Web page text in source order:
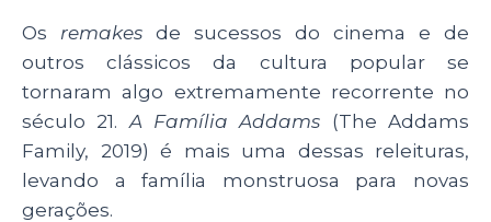
a
ts
A
p
p
c
e
b
o
o
k
e
dI
n
a
re
Os remakes de sucessos do cinema e de
outros clássicos da cultura popular se
tornaram algo extremamente recorrente no
século 21. A Família Addams (The Addams
Family, 2019) é mais uma dessas releituras,
levando a família monstruosa para novas
gerações.